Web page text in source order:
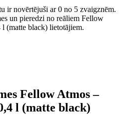
ir novērtējuši ar 0 no 5 zvaigznēm.
un pieredzi no reāliem Fellow
(matte black) lietotājiem.
Fellow Atmos –
l (matte black)